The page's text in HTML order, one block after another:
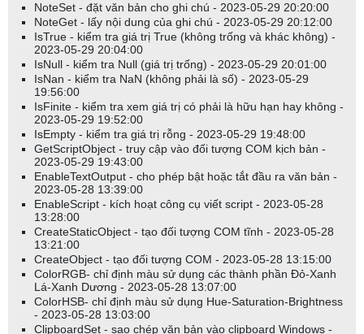
NoteSet - đặt văn bản cho ghi chú - 2023-05-29 20:20:00
NoteGet - lấy nội dung của ghi chú - 2023-05-29 20:12:00
IsTrue - kiểm tra giá trị True (không trống và khác không) -
2023-05-29 20:04:00
IsNull - kiểm tra Null (giá trị trống) - 2023-05-29 20:01:00
IsNan - kiểm tra NaN (không phải là số) - 2023-05-29
19:56:00
IsFinite - kiểm tra xem giá trị có phải là hữu hạn hay không -
2023-05-29 19:52:00
IsEmpty - kiểm tra giá trị rỗng - 2023-05-29 19:48:00
GetScriptObject - truy cập vào đối tượng COM kịch bản -
2023-05-29 19:43:00
EnableTextOutput - cho phép bật hoặc tắt đầu ra văn bản -
2023-05-28 13:39:00
EnableScript - kích hoạt công cụ viết script - 2023-05-28
13:28:00
CreateStaticObject - tạo đối tượng COM tĩnh - 2023-05-28
13:21:00
CreateObject - tạo đối tượng COM - 2023-05-28 13:15:00
ColorRGB- chỉ định màu sử dụng các thành phần Đỏ-Xanh
Lá-Xanh Dương - 2023-05-28 13:07:00
ColorHSB- chỉ định màu sử dụng Hue-Saturation-Brightness
- 2023-05-28 13:03:00
ClipboardSet - sao chép văn bản vào clipboard Windows -